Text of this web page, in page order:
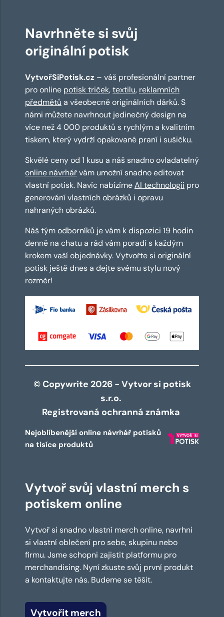
Navrhněte si svůj
originální potisk
VytvořSiPotisk.cz – váš profesionální partner
pro online potisk triček,textilu, reklamních
předmětů a všeobecně originálních dárků. S
námi můžete navrhnout jedinečný design na
více než 4 000 produktů s rychlým a kvalitním
tiskem, který vydrží opakované praní i sušičku.
Skvělé ceny od 1 kusu a náš snadno ovladatelný
online návrhářvám umožní snadno editovat
vlastní potisk. Navíc nabízímeAI technologii pro
generování vlastních obrázků i opravu
nahraných obrázků.
Náš tým odborníků je vám k dispozici 19 hodin
denně na chatu a rád vám poradí s každým
krokem vaší objednávky. Vytvořte si originální
potisk ještě dnes a dejte svému stylu nový
rozměr!
© Copywrite 2026 - Vytvor si potisk
s.r.o.
Registrovaná ochranná známka
Nejoblíbenější online návrhář potisků
na tisíce produktů
Vytvoř svůj vlastní merch s
potiskem online
Vytvoř si snadno vlastní merch online, navrhni
si vlastní oblečení pro sebe, skupinu nebo
firmu. Jsme schopni zajistit platformu pro
merchandising. Nyní zkuste svůj první produkt
a kontaktujte nás. Budeme se těšit.
Vytvořit merch